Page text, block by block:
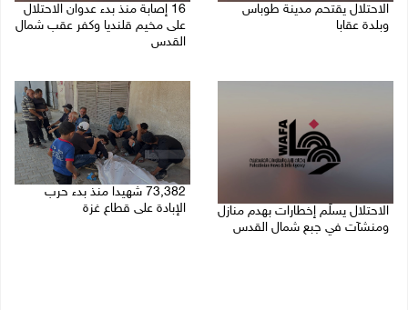
الاحتلال يقتحم مدينة طوباس
وبلدة عقابا
16 إصابة منذ بدء عدوان الاحتلال
على مخيم قلنديا وكفر عقب شمال
القدس
الاحتلال يسلّم إخطارات بهدم منازل
ومنشآت في جبع شمال القدس
73,382 شهيدا منذ بدء حرب
الإبادة على قطاع غزة